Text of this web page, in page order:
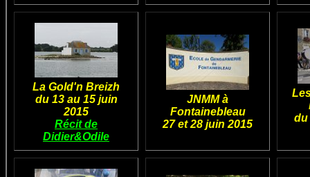
La Gold'n Breizh
du 13 au 15 juin
2015
Récit de
Didier&Odile
JNMM à
Fontainebleau
27 et 28 juin 2015
du